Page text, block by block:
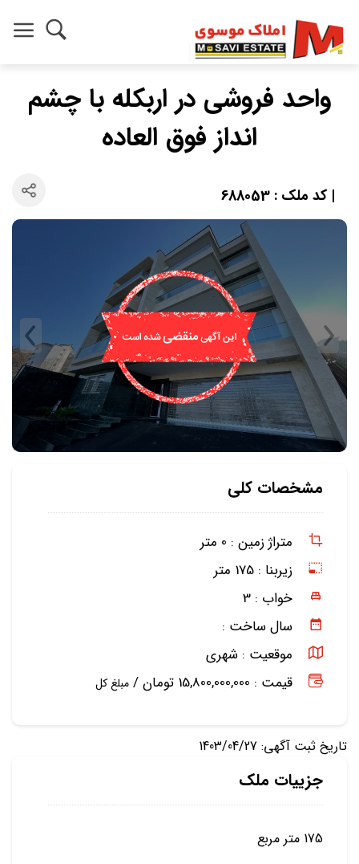
واحد فروشی در اربکله با چشم
انداز فوق العاده
| کد ملک : 688053
مشخصات کلی
متراژ زمین : 0 متر
زیربنا : 175 متر
خواب : 3
سال ساخت :
موقعیت : شهری
قیمت : 15,800,000,000 تومان /
مبلغ کل
تاریخ ثبت آگهی: 1403/04/27
جزییات ملک
175 متر مربع